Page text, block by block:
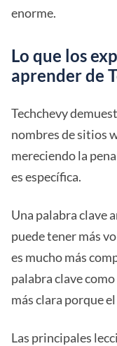
enorme.
Lo que los
aprender de
Techchevy
nombres de sitios
mereciendo la
es específica.
Una palabra clave
puede tener más
es mucho más
palabra clave como
más clara porque
Las principales